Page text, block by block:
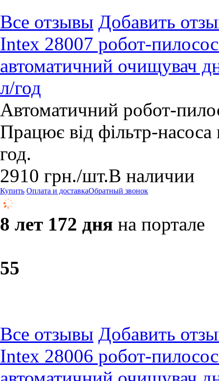
Все отзывы Добавить
Intex 28007 робот-
автоматичний очищувач
л/год
Автоматичний робот-
Працює від фільтр-
год.
2910 грн./шт.В наличии
Купить Оплата и доставкаОбратный звонок
8 лет 172 дня на портале
55
Все отзывы Добавить
Intex 28006 робот-